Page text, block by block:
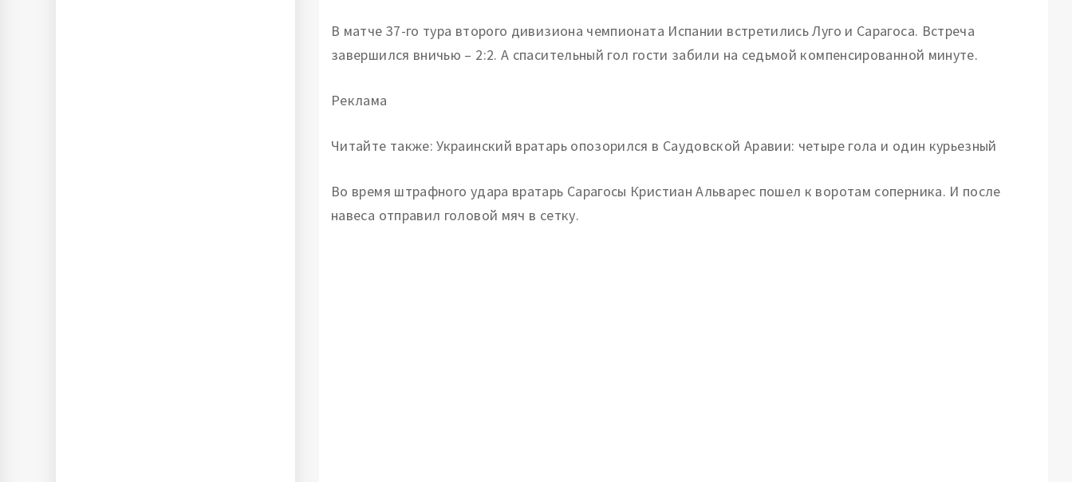
В матче 37-го тура второго дивизиона чемпионата Испании встретились Луго и Сарагоса. Встреча
завершился вничью – 2:2. А спасительный гол гости забили на седьмой компенсированной минуте.
Реклама
Читайте также: Украинский вратарь опозорился в Саудовской Аравии: четыре гола и один курьезный
Во время штрафного удара вратарь Сарагосы Кристиан Альварес пошел к воротам соперника. И после
навеса отправил головой мяч в сетку.